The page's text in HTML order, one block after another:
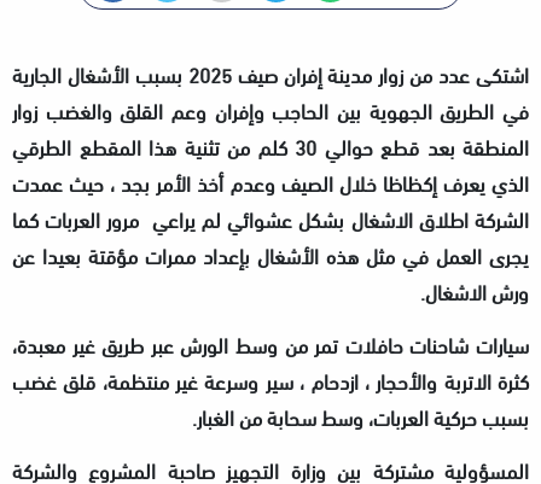
اشتكى عدد من زوار مدينة إفران صيف 2025 بسبب الأشغال الجارية
في الطريق الجهوية بين الحاجب وإفران وعم القلق والغضب زوار
المنطقة بعد قطع حوالي 30 كلم من تثنية هذا المقطع الطرقي
الذي يعرف إكظاظا خلال الصيف وعدم أخذ الأمر بجد ، حيث عمدت
الشركة اطلاق الاشغال بشكل عشوائي لم يراعي مرور العربات كما
يجرى العمل في مثل هذه الأشغال بإعداد ممرات مؤقتة بعيدا عن
ورش الاشغال.
سيارات شاحنات حافلات تمر من وسط الورش عبر طريق غير معبدة،
كثرة الاتربة والأحجار ، ازدحام ، سير وسرعة غير منتظمة، قلق غضب
بسبب حركية العربات، وسط سحابة من الغبار.
المسؤولية مشتركة بين وزارة التجهيز صاحبة المشروع والشركة